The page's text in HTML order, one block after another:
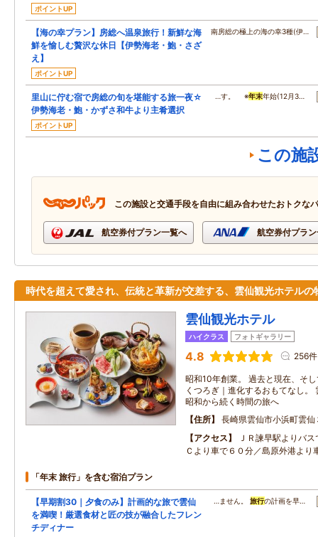
ポイントUP
【海の幸プラン】房総へ温泉旅行！新鮮な海
鮮を愉しむ贅沢な休日【伊勢海老・鮑・さざ
え】
ポイントUP
南房総の極上の海の幸3種(伊…
里山に佇む宿で房総の旬を堪能する旅一夜☆
伊勢海老・鮑・かずさ和牛より主肴選択
ポイントUP
…す。 ※年末年始(12月3…
この施
この施設と交通手段を自由に組み合わせたおトクな
航空券付プラン一覧へ 航空券付プラ
時代を超えて愛され、伝統と革新が交差する、雲仙観光ホテルの
雲仙観光ホテル
ハイクラス フォトギャラリー
4.8 256件
昭和10年創業。 過去と現在、そ
くつろぎ｜進化するおもてなし。
昭和から続く時間の旅へ
住所
長崎県雲仙市小浜町雲仙
アクセス
ＪＲ諫早駅よりバ
Ｃより車で６０分／島原外港より
「年末 旅行」を含む宿泊プラン
【早期割30｜夕食のみ】計画的な旅で雲仙
を満喫！厳選食材と匠の技が融合したフレン
チディナー
…ません。旅行の計画を早…